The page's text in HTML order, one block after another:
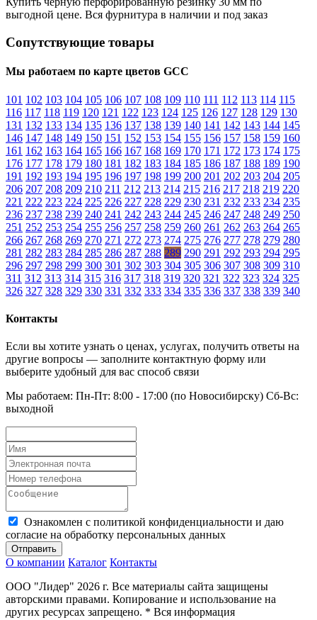
выгодной цене. Вся фурнитура в наличии и под заказ
Сопутствующие товары
Мы работаем по карте цветов GCC
101 102 103 104 105 106 107 108 109 110 111 112 113 114 115
116 117 118 119 120 121 122 123 124 125 126 127 128 129 130
131 132 133 134 135 136 137 138 139 140 141 142 143 144 145
146 147 148 149 150 151 152 153 154 155 156 157 158 159 160
161 162 163 164 165 166 167 168 169 170 171 172 173 174 175
176 177 178 179 180 181 182 183 184 185 186 187 188 189 190
191 192 193 194 195 196 197 198 199 200 201 202 203 204 205
206 207 208 209 210 211 212 213 214 215 216 217 218 219 220
221 222 223 224 225 226 227 228 229 230 231 232 233 234 235
236 237 238 239 240 241 242 243 244 245 246 247 248 249 250
251 252 253 254 255 256 257 258 259 260 261 262 263 264 265
266 267 268 269 270 271 272 273 274 275 276 277 278 279 280
281 282 283 284 285 286 287 288 289 290 291 292 293 294 295
296 297 298 299 300 301 302 303 304 305 306 307 308 309 310
311 312 313 314 315 316 317 318 319 320 321 322 323 324 325
326 327 328 329 330 331 332 333 334 335 336 337 338 339 340
Контакты
Если вы хотите узнать о ценах, услугах, получить ответы на
другие вопросы — заполните контактную форму или
выберите удобный для вас способ связи
Мы работаем: Пн-Пт: 8:00 - 17:00 (по Новосибирску) Сб-Вс:
выходной
Ознакомлен с политикой конфиденциальности и даю
согласие на обработку персональных данных
Отправить
О компании Каталог Контакты
ООО "Лидер" 2026 г. Все материалы сайта защищены
авторскими правами. Копирование и использование на
других ресурсах запрещено. * Вся информация